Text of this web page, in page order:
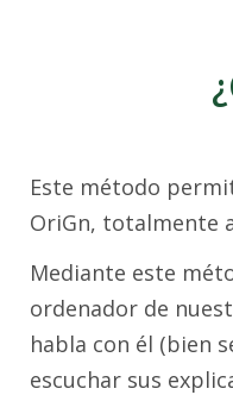
Este método
OriGn, totalmente
Mediante este
ordenador de
habla con él (bien
escuchar sus